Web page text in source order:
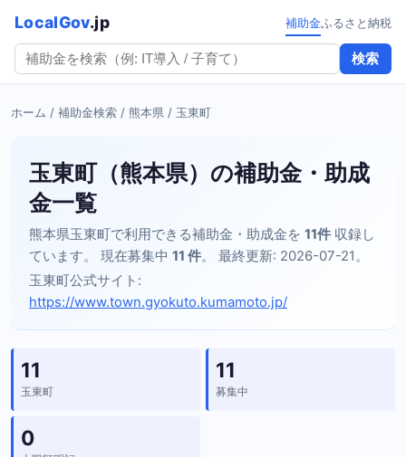
LocalGov.jp
検索
補助金ふるさと納税
ホーム / 補助金検索 / 熊本県 / 玉東町
玉東町（熊本県）の補助金・助成
金一覧
熊本県玉東町で利用できる補助金・助成金を 11件 収録し
ています。 現在募集中 11 件。 最終更新: 2026-07-21。
玉東町公式サイト:
https://www.town.gyokuto.kumamoto.jp/
11
玉東町
11
募集中
0